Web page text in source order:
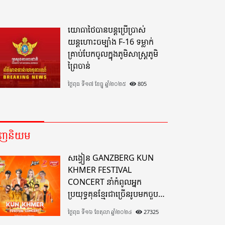
យោធាថៃបានបន្តប្រើប្រាស់
យន្តហោះចម្បាំង F-16 ទម្លាក់
គ្រាប់បែកចូលក្នុងភូមិសាស្ត្រភូមិ
ព្រៃចាន់
ថ្ងៃពុធ ទី១៧ ខែធ្នូ ឆ្នាំ២០២៥ 805
ញនិយម
សង្វៀន GANZBERG KUN
KHMER FESTIVAL
CONCERT នាំកំពូលអ្នក
ប្រយុទ្ធគុនខ្មែរជាច្រើនរូបមកចួប
គ្នាលើសង្វៀនគុនខ្មែរតែមួយដ៏
អស្ចារ្យលើទឹកដីខេត្តបាត់ដំបង
ថ្ងៃពុធ ទី១៦ ខែតុលា ឆ្នាំ២០២៤ 27325